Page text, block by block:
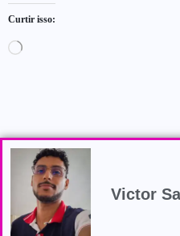
Curtir isso:
Victor